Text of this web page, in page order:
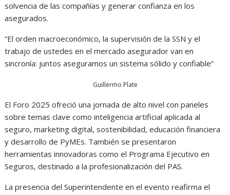
solvencia de las compañías y generar confianza en los
asegurados.
“El orden macroeconómico, la supervisión de la SSN y el
trabajo de ustedes en el mercado asegurador van en
sincronía: juntos aseguramos un sistema sólido y confiable”
Guillermo Plate
El Foro 2025 ofreció una jornada de alto nivel con paneles
sobre temas clave como inteligencia artificial aplicada al
seguro, marketing digital, sostenibilidad, educación financiera
y desarrollo de PyMEs. También se presentaron
herramientas innovadoras como el Programa Ejecutivo en
Seguros, destinado a la profesionalización del PAS.
La presencia del Superintendente en el evento reafirma el